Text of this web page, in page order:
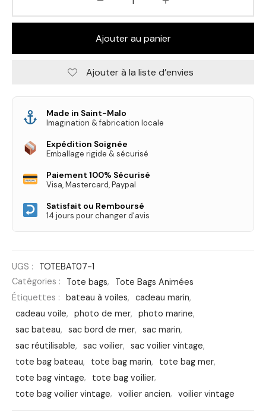
Ajouter au panier
Ajouter à la liste d’envies
Made in Saint-Malo
Imagination & fabrication locale
Expédition Soignée
Emballage rigide & sécurisé
Paiement 100% Sécurisé
Visa, Mastercard, Paypal
Satisfait ou Remboursé
14 jours pour changer d'avis
UGS :
TOTEBAT07-1
Catégories :
Tote bags,
Tote Bags Animées
Étiquettes :
bateau à voiles, cadeau marin,
cadeau voile, photo de mer, photo marine,
sac bateau, sac bord de mer, sac marin,
sac réutilisable, sac voilier, sac voilier vintage,
tote bag bateau, tote bag marin, tote bag mer,
tote bag vintage, tote bag voilier,
tote bag voilier vintage, voilier ancien, voilier vintage